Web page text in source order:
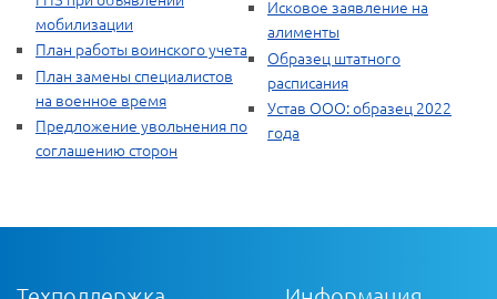
мобилизации
План работы воинского учета
План замены специалистов
на военное время
Предложение увольнения по
соглашению сторон
Исковое заявление на
алименты
Образец штатного
расписания
Устав ООО: образец 2022
года